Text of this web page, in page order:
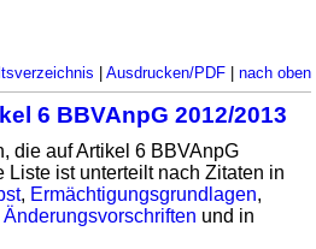
| Ausdrucken/PDF| nach oben
6 BBVAnpG 2012/2013
die auf Artikel 6 BBVAnpG
Liste ist unterteilt nach Zitaten in
, Ermächtigungsgrundlagen,
Änderungsvorschriften und in